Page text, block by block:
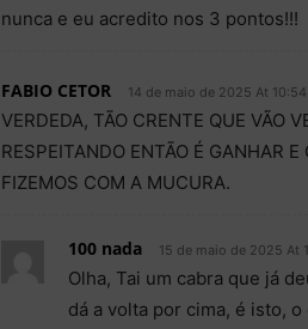
nunca e eu acredito nos 3 pontos!!!
FABIO CETOR 14 de maio de 2025 At 10:54
VERDEDA, TÃO CRENTE QUE VÃO
RESPEITANDO ENTÃO É GANHAR
FIZEMOS COM A MUCURA.
100 nada 15 de maio de 2025 At
Olha, Tai um cabra que já
dá a volta por cima, é isto,